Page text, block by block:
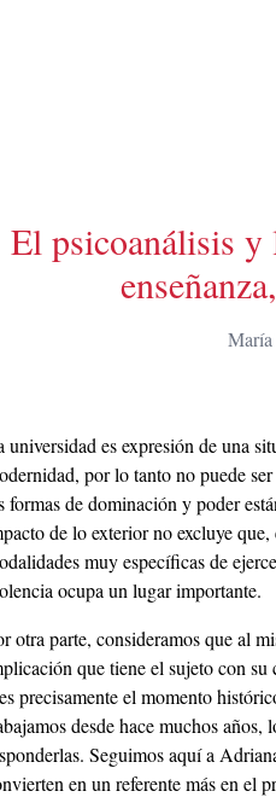
El psicoanálisis y
María
universidad es expresión de una
por lo tanto no puede
formas de dominación y poder
de lo exterior no excluye
muy específicas de
ocupa un lugar importante.
otra parte, consideramos que al
que tiene el sujeto con su
precisamente el momento
desde hace muchos
Seguimos aquí a
en un referente más en el